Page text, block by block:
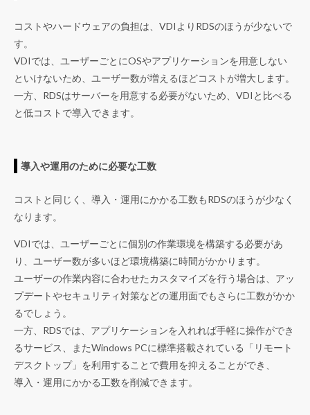
コストやハードウェアの負担は、VDIよりRDSのほうが少ないで
す。
VDIでは、ユーザーごとにOSやアプリケーションを用意しない
といけないため、ユーザー数が増えるほどコストが増大します。
一方、RDSはサーバーを用意する必要がないため、VDIと比べる
と低コストで導入できます。
導入や運用のために必要な工数
コストと同じく、導入・運用にかかる工数もRDSのほうが少なく
なります。
VDIでは、ユーザーごとに個別の作業環境を構築する必要があ
り、ユーザー数が多いほど環境構築に時間がかかります。
ユーザーの作業内容に合わせたカスタマイズを行う場合は、アッ
プデートやセキュリティ対策などの運用面でもさらに工数がかか
るでしょう。
一方、RDSでは、アプリケーションを入れれば手軽に操作ができ
るサービス、またWindows PCに標準搭載されている「リモート
デスクトップ」を利用することで費用を抑えることができ、
導入・運用にかかる工数を削減できます。